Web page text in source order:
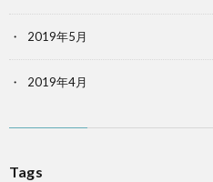
2019年5月
2019年4月
Tags